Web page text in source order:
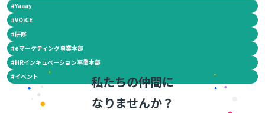
#Yaaay
#VOiCE
#研修
#eマーケティング事業本部
#HRインキュベーション事業本部
#イベント
私たちの仲間に
なりませんか？